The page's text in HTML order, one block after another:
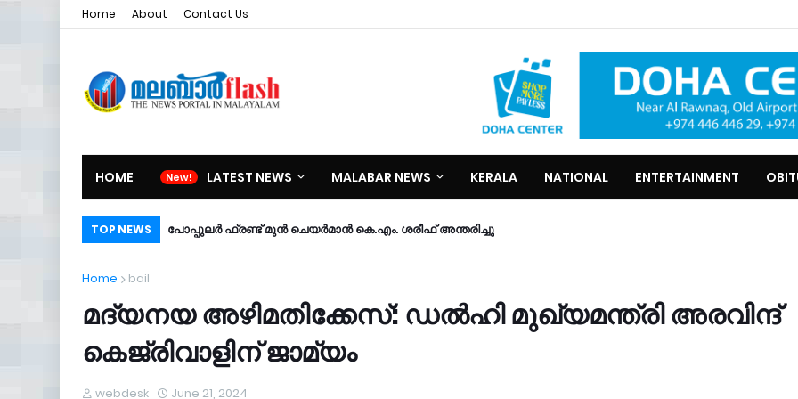
Home About Contact Us
HOME LATEST NEWS MALABAR NEWS KERALA NATIONAL ENTERTAINMENT
TOP NEWS പോപ്പുലർ ഫ്രണ്ട്​ മുൻ ചെയർമാൻ കെ.എം. ശരീഫ്​ അന്തരിച്ചു
Home bail
മദ്യനയ അഴിമതിക്കേസ്: ഡൽഹി മുഖ്യമന്ത്രി അരവിന്ദ്
കെജ്‌രിവാളിന് ജാമ്യം
webdesk June 21, 2024